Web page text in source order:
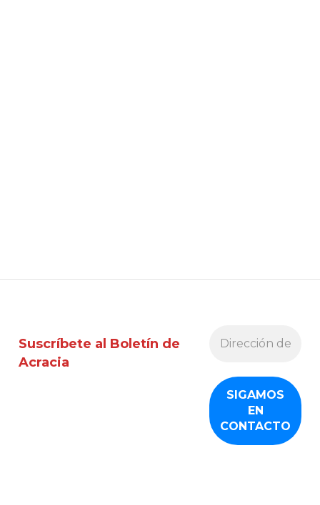
Suscríbete al Boletín de
Acracia